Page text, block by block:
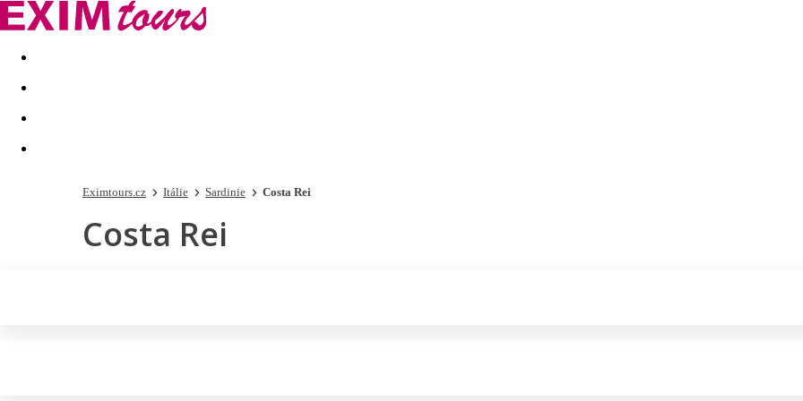
Akční nabídky Last minute
Eximtours.cz Itálie Sardinie Costa Rei
Costa Rei